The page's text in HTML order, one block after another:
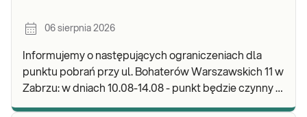
06 sierpnia 2026
Informujemy o następujących ograniczeniach dla
punktu pobrań przy ul. Bohaterów Warszawskich 11 w
Zabrzu: w dniach 10.08-14.08 - punkt będzie czynny w